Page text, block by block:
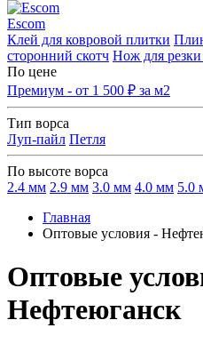
Escom
Клей для ковровой плитки
сторонний скотч Нож для
По цене
Премиум - от 1 500 ₽ за м2
Тип ворса
Луп-пайл Петля
По высоте ворса
2.4 мм 2.9 мм 3.0 мм 4.0 мм 5.0
Главная
Оптовые условия -
Оптовые
Нефтеюганск